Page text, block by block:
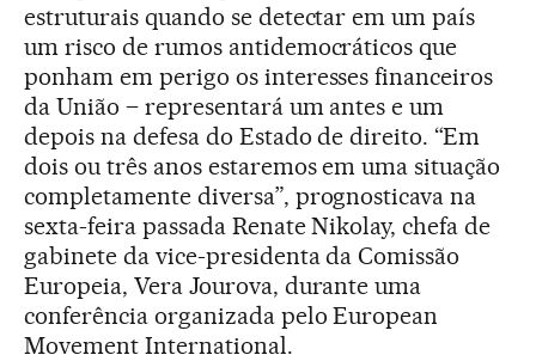
estruturais quando se detectar em um país
um risco de rumos antidemocráticos que
ponham em perigo os interesses financeiros
da União – representará um antes e um
depois na defesa do Estado de direito. “Em
dois ou três anos estaremos em uma situação
completamente diversa”, prognosticava na
sexta-feira passada Renate Nikolay, chefa de
gabinete da vice-presidenta da Comissão
Europeia, Vera Jourova, durante uma
conferência organizada pelo European
Movement International.